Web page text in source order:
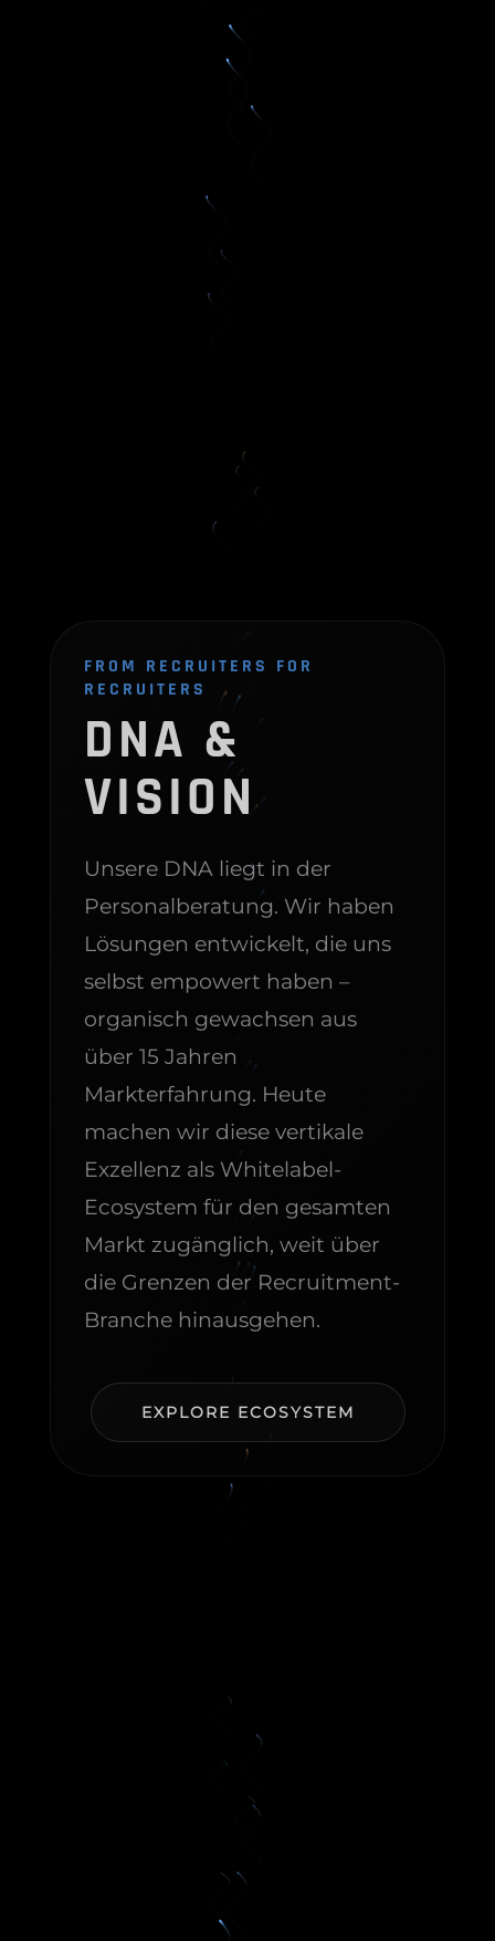
FROM RECRUITERS FOR
RECRUITERS
DNA &
VISION
Unsere DNA liegt in der
Personalberatung. Wir haben
Lösungen entwickelt, die uns
selbst empowert haben –
organisch gewachsen aus
über 15 Jahren
Markterfahrung. Heute
machen wir diese vertikale
Exzellenz als Whitelabel-
Ecosystem für den gesamten
Markt zugänglich, weit über
die Grenzen der Recruitment-
Branche hinausgehen.
EXPLORE ECOSYSTEM